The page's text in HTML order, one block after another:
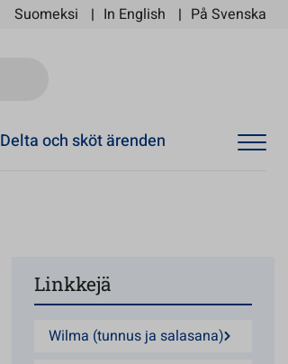
Suomeksi In English På Svenska
Delta och sköt ärenden
Linkkejä
Wilma (tunnus ja salasana)